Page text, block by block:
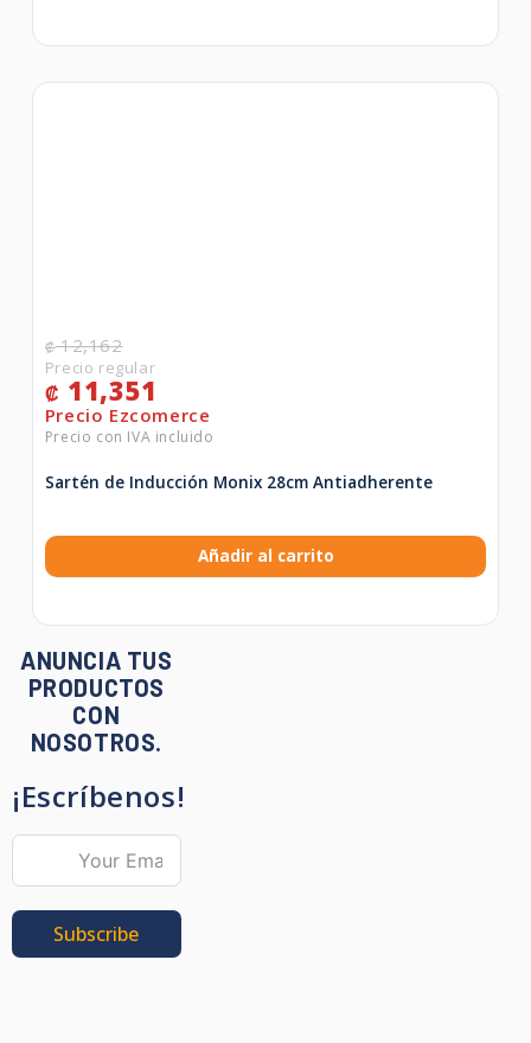
₡12,162
₡ 11,351
Sartén de Inducción Monix 28cm Antiadherente
Añadir al carrito
ANUNCIA TUS
PRODUCTOS
CON
NOSOTROS.
¡Escríbenos!
Subscribe